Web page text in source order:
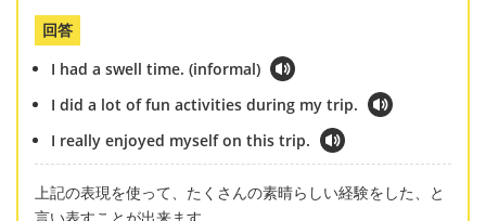
回答
I had a swell time. (informal)
I did a lot of fun activities during my trip.
I really enjoyed myself on this trip.
上記の表現を使って、たくさんの素晴らしい経験をした、と